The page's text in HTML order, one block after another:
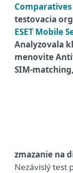
Comparatives
testovacia
ESET Mobile
Analyzovala
menovite
SIM-
zmazanie na
Nezávislý test